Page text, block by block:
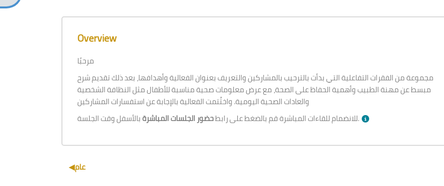
Blocks
Skip [Cocoon] Course Overview
Overview
مرحبًا
مجموعة من الفقرات التفاعلية التي بدأت بالترحيب بالمشاركين والتعريف بعنوان الفعالية وأهدافها، بعد ذلك تقديم شرح
مبسط عن مهنة الطبيب وأهمية الحفاظ على الصحة، مع عرض معلومات صحية مناسبة للأطفال مثل النظافة الشخصية
والعادات الصحية اليومية. واختُتمت الفعالية بالإجابة عن استفسارات المشاركين
للانضمام للقاءات المباشرة قم بالضغط على رابطحضور الجلسات المباشرة بالأسفل وقت الجلسة.
Section outline
◀︎عام